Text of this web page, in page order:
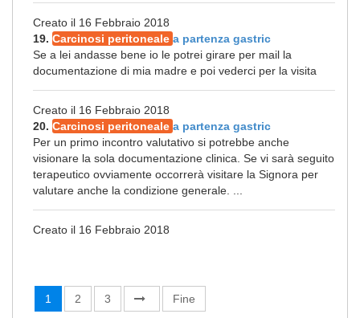
Creato il 16 Febbraio 2018
19. Carcinosi peritoneale a partenza gastric
Se a lei andasse bene io le potrei girare per mail la
documentazione di mia madre e poi vederci per la visita
Creato il 16 Febbraio 2018
20. Carcinosi peritoneale a partenza gastric
Per un primo incontro valutativo si potrebbe anche
visionare la sola documentazione clinica. Se vi sarà seguito
terapeutico ovviamente occorrerà visitare la Signora per
valutare anche la condizione generale. ...
Creato il 16 Febbraio 2018
1 2 3 Fine